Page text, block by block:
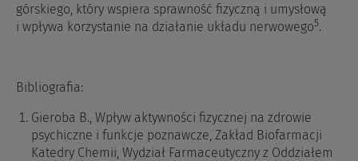
górskiego, który wspiera sprawność fizyczną i umysłową
i wpływa korzystanie na działanie układu nerwowego5.
Bibliografia:
Gieroba B., Wpływ aktywności fizycznej na zdrowie
psychiczne i funkcje poznawcze, Zakład Biofarmacji
Katedry Chemii, Wydział Farmaceutyczny z Oddziałem